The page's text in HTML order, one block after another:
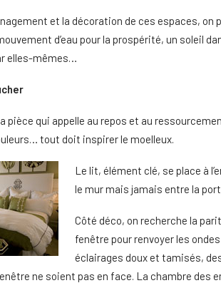
et la décoration de ces espaces,
d’eau pour la prospérité, un soleil
elles-mêmes…
pièce qui appelle au repos et au
tout doit inspirer le moelleux.
Le lit, élément clé, se place à
le mur mais jamais entre la
Côté déco, on recherche la
fenêtre pour renvoyer les
éclairages doux et tamisés,
ne soient pas en face. La chambre